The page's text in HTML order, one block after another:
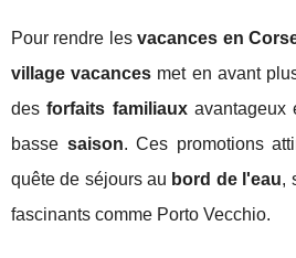
Pour rendre lesvacances en
village vacances met en avant
desforfaits familiauxavantageux
basse saison. Ces promotions
quête de séjours au bord de l'eau,
fascinants comme Porto Vecchio.